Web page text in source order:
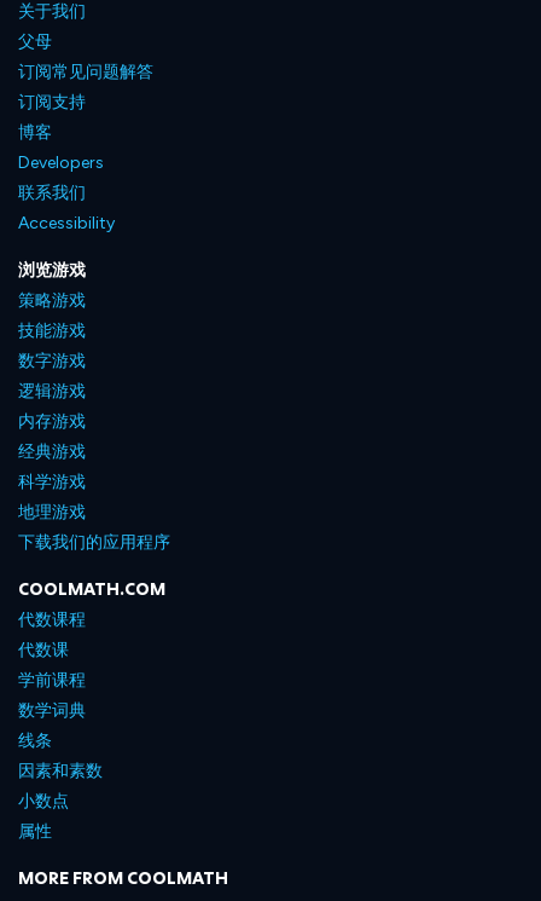
关于我们
父母
订阅常见问题解答
订阅支持
博客
Developers
联系我们
Accessibility
浏览游戏
策略游戏
技能游戏
数字游戏
逻辑游戏
内存游戏
经典游戏
科学游戏
地理游戏
下载我们的应用程序
COOLMATH.COM
代数课程
代数课
学前课程
数学词典
线条
因素和素数
小数点
属性
MORE FROM COOLMATH